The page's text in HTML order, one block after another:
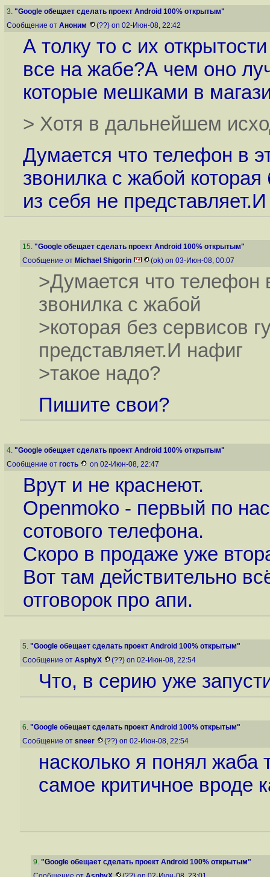
3. "Google обещает сделать проект Android 100% открытым"
Сообщение от Аноним (??) on 02-Июн-08, 22:42
А толку то с их
все на жабе?А чем оно
которые мешками в
> Хотя в дальнейшем
Думается что телефон в
звонилка с жабой
из себя не
15. "Google обещает сделать проект Android 100% открытым"
Сообщение от Michael Shigorin (ok) on 03-Июн-08, 00:07
>Думается что телефон
звонилка с жабой
>которая без сервисов
представляет.И нафиг
>такое надо?
Пишите свои?
4. "Google обещает сделать проект Android 100% открытым"
Сообщение от гость on 02-Июн-08, 22:47
Врут и не краснеют.
Openmoko - первый по
сотового телефона.
Скоро в продаже уже
Вот там действительно
отговорок про апи.
5. "Google обещает сделать проект Android 100% открытым"
Сообщение от AsphyX (??) on 02-Июн-08, 22:54
Что, в серию уже
6. "Google обещает сделать проект Android 100% открытым"
Сообщение от sneer (??) on 02-Июн-08, 22:54
насколько я понял жаба
самое критичное вроде
9. "Google обещает сделать проект Android 100% открытым"